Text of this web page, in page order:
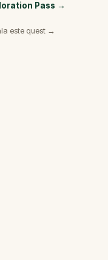
Pass →
este quest →